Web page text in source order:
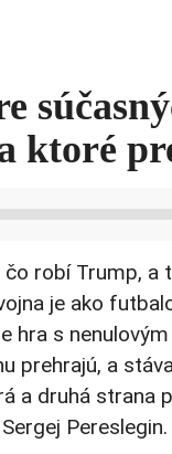
ktoré
robí Trump,
je ako
hra s
prehrajú, a
a druhá strana
Pereslegin.